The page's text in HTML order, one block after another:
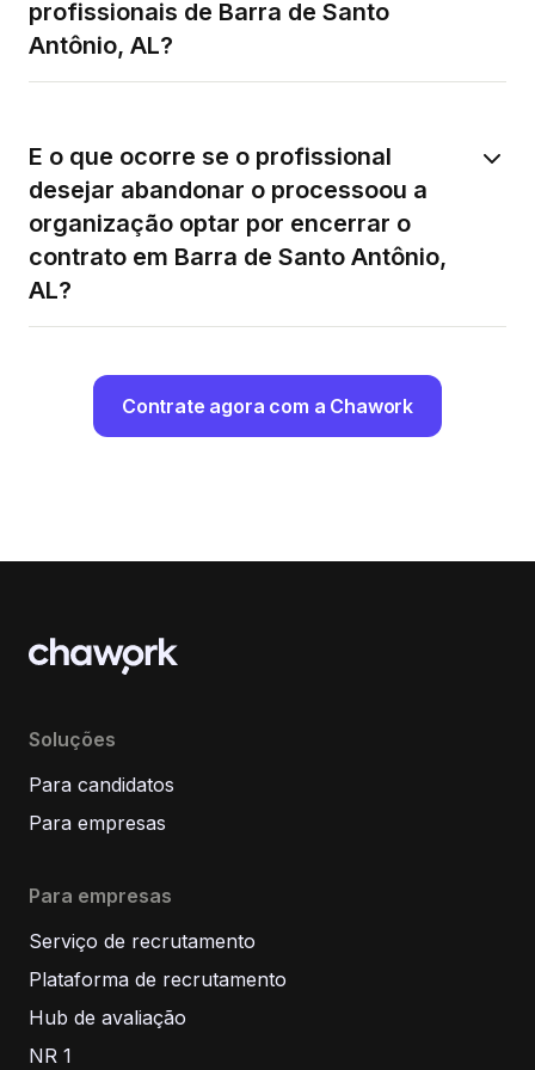
profissionais de Barra de Santo
Antônio, AL?
E o que ocorre se o profissional
desejar abandonar o processoou a
organização optar por encerrar o
contrato em Barra de Santo Antônio,
AL?
Contrate agora com a Chawork
Soluções
Para candidatos
Para empresas
Para empresas
Serviço de recrutamento
Plataforma de recrutamento
Hub de avaliação
NR 1